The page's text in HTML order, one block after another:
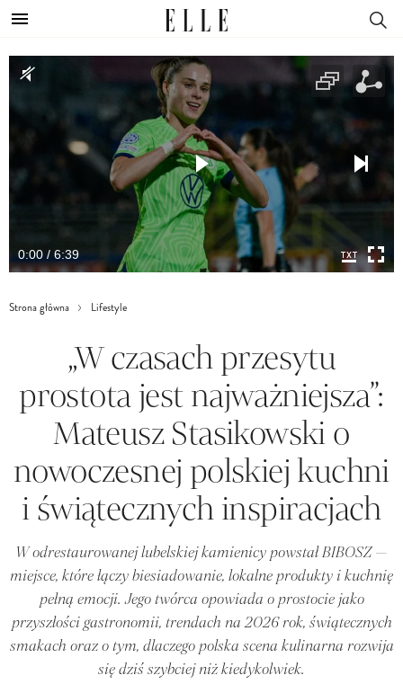
0:00 / 6:39
Strona główna Lifestyle
„W czasach przesytu
prostota jest najważniejsza”:
Mateusz Stasikowski o
nowoczesnej polskiej kuchni
i świątecznych inspiracjach
W odrestaurowanej lubelskiej kamienicy powstał BIBOSZ —
miejsce, które łączy biesiadowanie, lokalne produkty i kuchnię
pełną emocji. Jego twórca opowiada o prostocie jako
przyszłości gastronomii, trendach na 2026 rok, świątecznych
smakach oraz o tym, dlaczego polska scena kulinarna rozwija
się dziś szybciej niż kiedykolwiek.